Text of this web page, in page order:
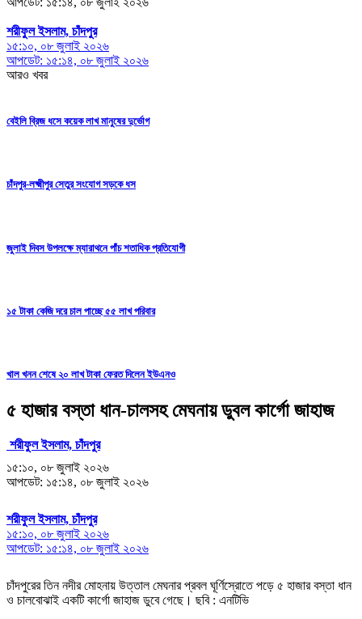
শরীফুল ইসলাম, চাঁদপুর
১৫:১০, ০৮ জুলাই ২০২৬
আপডেট: ১৫:১৪, ০৮ জুলাই ২০২৬
আরও খবর
বেইলি ব্রিজ ধসে কয়েক লাখ মানুষের দুর্ভোগ
চাঁদপুর-লক্ষ্মীপুর সেতুর সংযোগ সড়কে ধস
জুলাই দিবস উপলক্ষে ম্যারাথনে পাঁচ শতাধিক প্রতিযোগী
১৫ টাকা কেজি দরে চাল পাচ্ছে ৫৫ লাখ পরিবার
খাল খনন শেষে ২০ লাখ টাকা ফেরত দিলেন ইউএনও
৫ হাজার বস্তা ধান-চালসহ মেঘনায় ডুবল কার্গো জাহাজ
শরীফুল ইসলাম, চাঁদপুর
১৫:১০, ০৮ জুলাই ২০২৬
আপডেট: ১৫:১৪, ০৮ জুলাই ২০২৬
শরীফুল ইসলাম, চাঁদপুর
১৫:১০, ০৮ জুলাই ২০২৬
আপডেট: ১৫:১৪, ০৮ জুলাই ২০২৬
চাঁদপুরের তিন নদীর মোহনায় উত্তাল মেঘনার প্রবল ঘূর্ণিস্রোতে পড়ে ৫ হাজার বস্তা ধান
ও চালবোঝাই একটি কার্গো জাহাজ ডুবে গেছে। ছবি : এনটিভি